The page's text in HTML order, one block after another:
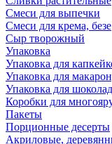
Смеси для выпечки
Смеси для крема, безе
Сыр творожный
Упаковка
Упаковка для
Упаковка для
Упаковка для
Коробки для
Пакеты
Порционные десерты
Акриловые,